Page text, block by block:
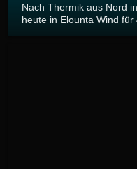
Nach Thermik aus Nord
heute in Elounta Wind für